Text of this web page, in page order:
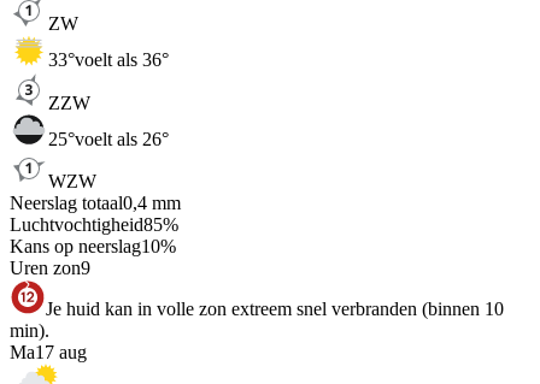
ZW
33°voelt als 36°
ZZW
25°voelt als 26°
WZW
Neerslag totaal0,4 mm
Luchtvochtigheid85%
Kans op neerslag10%
Uren zon9
Je huid kan in volle zon extreem snel verbranden (binnen 10
min).
Ma17 aug